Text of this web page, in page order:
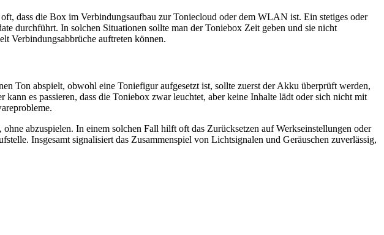
dass die Box im Verbindungsaufbau zur Toniecloud oder dem WLAN ist. Ein stetiges oder
durchführt. In solchen Situationen sollte man der Toniebox Zeit geben und sie nicht
Verbindungsabbrüche auftreten können.
Ton abspielt, obwohl eine Toniefigur aufgesetzt ist, sollte zuerst der Akku überprüft werden,
es passieren, dass die Toniebox zwar leuchtet, aber keine Inhalte lädt oder sich nicht mit
abzuspielen. In einem solchen Fall hilft oft das Zurücksetzen auf Werkseinstellungen oder
Insgesamt signalisiert das Zusammenspiel von Lichtsignalen und Geräuschen zuverlässig,